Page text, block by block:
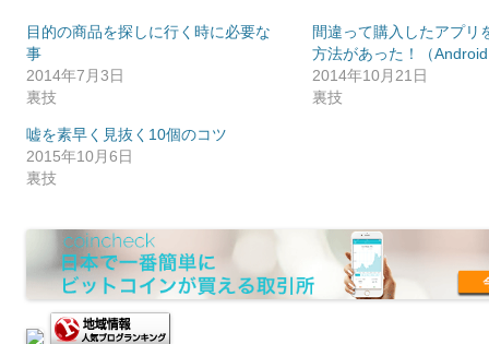
目的の商品を探しに行く時に必要な
事
2014年7月3日
裏技
間違って購入したアプリ
方法があった！（
2014年10月21日
裏技
嘘を素早く見抜く10個のコツ
2015年10月6日
裏技